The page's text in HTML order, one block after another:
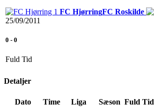
FC HjørringFC Roskilde
25/09/2011
0 - 0
Fuld Tid
Detaljer
Dato Time Liga Sæson Fuld Tid